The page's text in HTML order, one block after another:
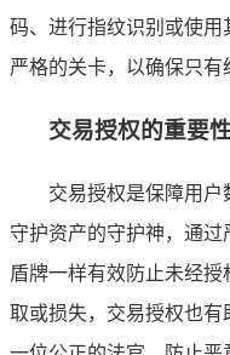
码、进行指纹识别或使
严格的关卡，以确保只有
交易授权的重要性
交易授权是保障用
守护资产的守护神，通
盾牌一样有效防止未经
取或损失，交易授权也有